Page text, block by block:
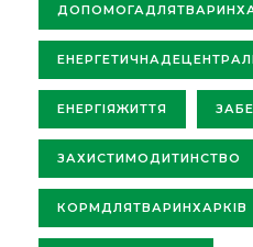
ЕНЕРГІЯЖИТТЯ
ЗАХИСТИМОДИТИНСТВО
КОРМДЛЯТВАРИНХАРКІВ